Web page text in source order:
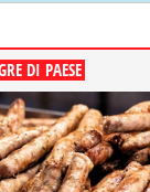
DI PAESE